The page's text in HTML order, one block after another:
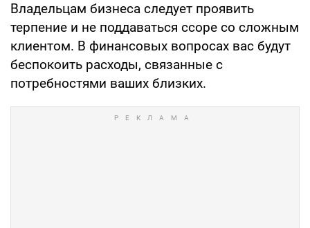
Владельцам бизнеса следует проявить
терпение и не поддаваться ссоре со сложным
клиентом. В финансовых вопросах вас будут
беспокоить расходы, связанные с
потребностями ваших близких.